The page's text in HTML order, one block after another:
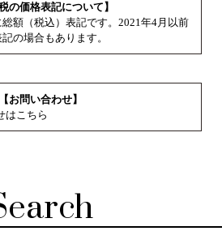
の価格表記について】
額（税込）表記です。2021年4月以前
の場合もあります。
【お問い合わせ】
はこちら